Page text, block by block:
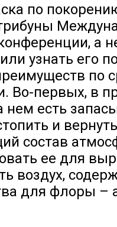
по
а
узнать его
по
Во-первых, в
есть
и
состав
ее для
воздух,
для флоры –